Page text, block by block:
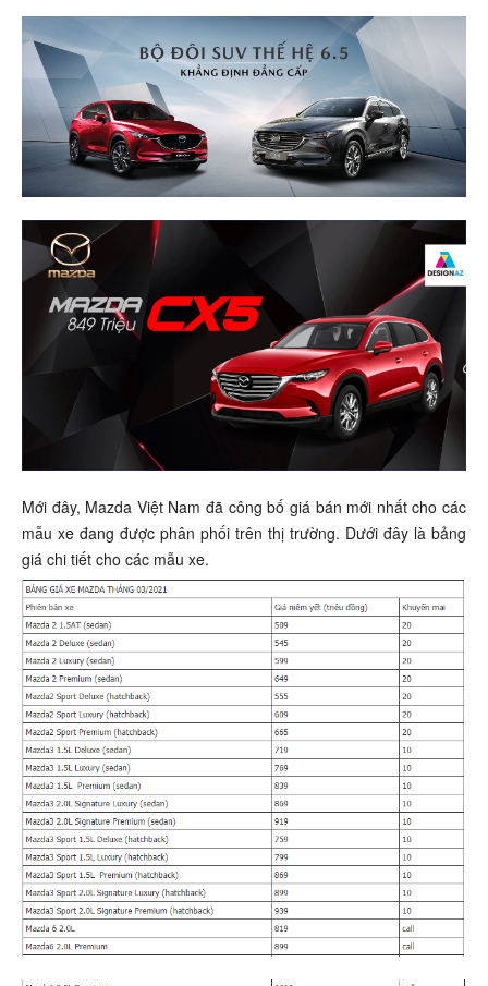
Mới đây, Mazda Việt Nam đã công bố giá bán mới nhất cho các
mẫu xe đang được phân phối trên thị trường. Dưới đây là bảng
giá chi tiết cho các mẫu xe.